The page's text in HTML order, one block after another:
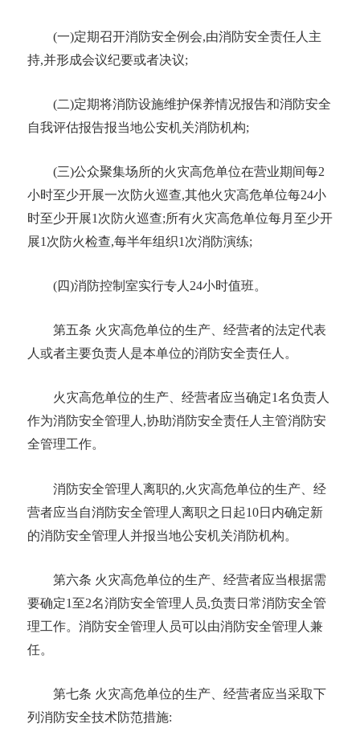
(一)定期召开消防安全例会,由消防安全责任人主
持,并形成会议纪要或者决议;
(二)定期将消防设施维护保养情况报告和消防安全
自我评估报告报当地公安机关消防机构;
(三)公众聚集场所的火灾高危单位在营业期间每2
小时至少开展一次防火巡查,其他火灾高危单位每24小
时至少开展1次防火巡查;所有火灾高危单位每月至少开
展1次防火检查,每半年组织1次消防演练;
(四)消防控制室实行专人24小时值班。
第五条 火灾高危单位的生产、经营者的法定代表
人 或者主要负责人 是本单位的消防安全责任人。
火灾高危单位的生产、经营者应当确定1名负责人
作为消防安全管理人,协助消防安全责任人主管消防安
全管理工作。
消防安全管理人离职的,火灾高危单位的生产、经
营者应当自消防安全管理人离职之日起10日内确定新
的消防安全管理人并报当地公安机关消防机构。
第六条 火灾高危单位的生产、经营者应当根据需
要确定1至2名消防安全管理人员,负责日常消防安全管
理工作。消防安全管理人员可以由消防安全管理人兼
任。
第七条 火灾高危单位的生产、经营者应当采取下
列消防安全技术防范措施: